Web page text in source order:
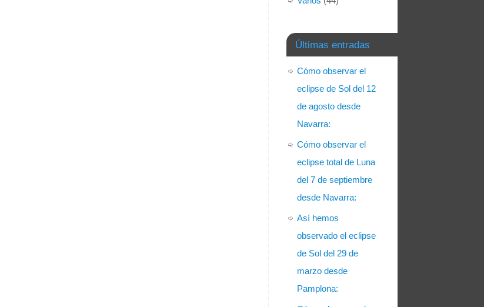
Últimas entradas
Cómo observar el
eclipse de Sol del 12
de agosto desde
Navarra:
Cómo observar el
eclipse total de Luna
del 7 de septiembre
desde Navarra:
Así hemos
observado el eclipse
de Sol del 29 de
marzo desde
Pamplona: